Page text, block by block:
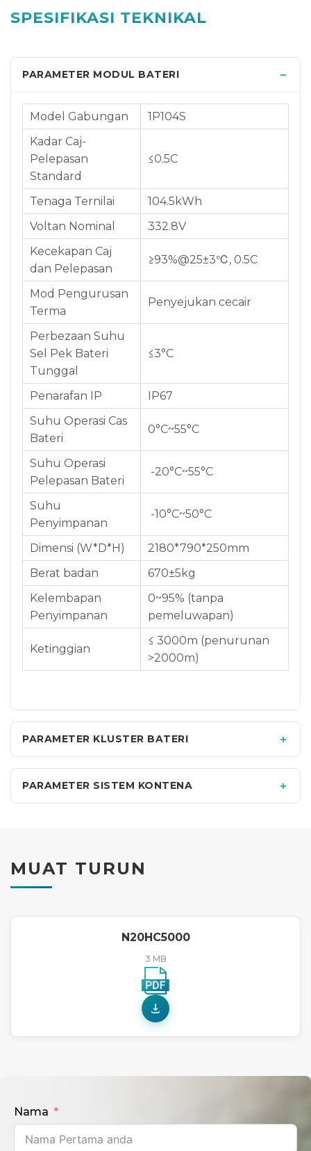
SPESIFIKASI TEKNIKAL
PARAMETER MODUL BATERI
Model Gabungan
1P104S
Kadar Caj-
Pelepasan
Standard
≤0.5C
Tenaga Ternilai
104.5kWh
Voltan Nominal
332.8V
Kecekapan Caj
dan Pelepasan
≥93%@25±3℃, 0.5C
Mod Pengurusan
Terma
Penyejukan cecair
Perbezaan Suhu
Sel Pek Bateri
Tunggal
≤3°C
Penarafan IP
IP67
Suhu Operasi Cas
Bateri
0°C~55°C
Suhu Operasi
Pelepasan Bateri
-20°C~55°C
Suhu
Penyimpanan
-10°C~50°C
Dimensi (W*D*H)
2180*790*250mm
Berat badan
670±5kg
Kelembapan
Penyimpanan
0~95% (tanpa
pemeluwapan)
Ketinggian
≤ 3000m (penurunan
>2000m)
PARAMETER KLUSTER BATERI
PARAMETER SISTEM KONTENA
MUAT TURUN
N20HC5000
3 MB
Nama